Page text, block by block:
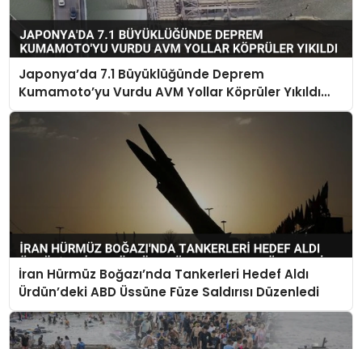
Japonya’da 7.1 Büyüklüğünde Deprem
Kumamoto’yu Vurdu AVM Yollar Köprüler Yıkıldı
Çok Sayıda Can Kaybı Var
İran Hürmüz Boğazı’nda Tankerleri Hedef Aldı
Ürdün’deki ABD Üssüne Füze Saldırısı Düzenledi